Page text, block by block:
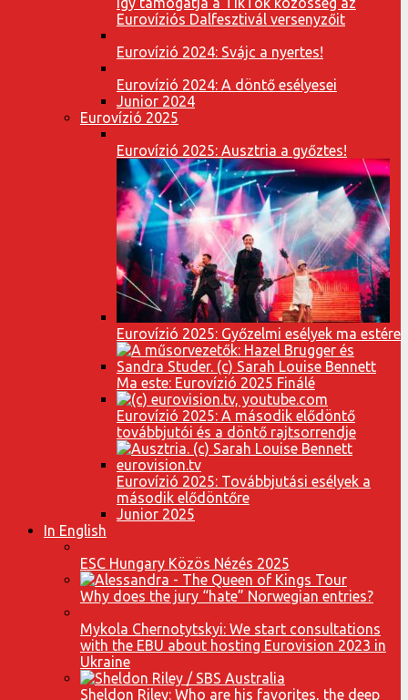
Eurovíziós Dalfesztivál versenyzőit
Eurovízió 2024: Svájc a nyertes!
Eurovízió 2024: A döntő esélyesei
Junior 2024
Eurovízió 2025
Eurovízió 2025: Ausztria a győztes!
Eurovízió 2025: Győzelmi esélyek ma estére
Ma este: Eurovízió 2025 Finálé
Eurovízió 2025: A második elődöntő
továbbjutói és a döntő rajtsorrendje
Eurovízió 2025: Továbbjutási esélyek a
második elődöntőre
Junior 2025
In English
ESC Hungary Közös Nézés 2025
Why does the jury “hate” Norwegian entries?
Mykola Chernotytskyi: We start consultations
with the EBU about hosting Eurovision 2023 in
Ukraine
Sheldon Riley: Who are his favorites, the deep